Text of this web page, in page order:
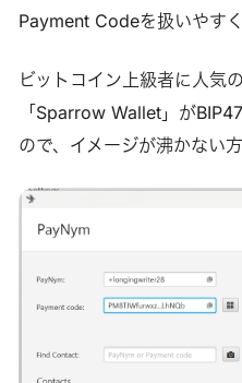
Payment Codeを扱いやすく
ビットコイン上級者に人気
「Sparrow Wallet」が
ので、イメージが沸かない